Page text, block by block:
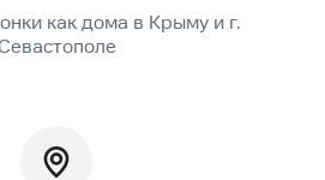
как дома в Крыму и г.